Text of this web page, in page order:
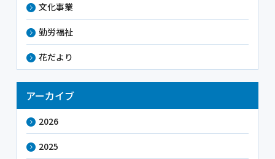
文化事業
勤労福祉
花だより
アーカイブ
2026
2025